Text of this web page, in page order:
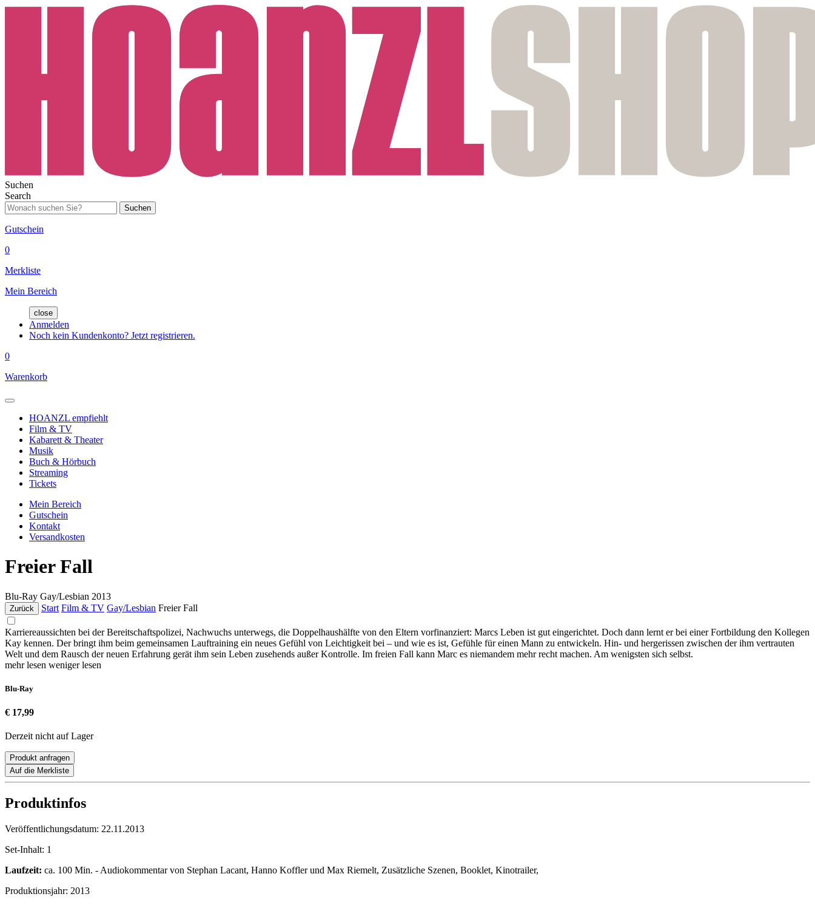
Suchen
Search
Suchen
Gutschein
0
Merkliste
Mein Bereich
close
Anmelden
Noch kein Kundenkonto? Jetzt registrieren.
0
Warenkorb
HOANZL empfiehlt
Film & TV
Kabarett & Theater
Musik
Buch & Hörbuch
Streaming
Tickets
Mein Bereich
Gutschein
Kontakt
Versandkosten
Freier Fall
Blu-Ray Gay/Lesbian 2013
Zurück Start Film & TV Gay/Lesbian Freier Fall
Karriereaussichten bei der Bereitschaftspolizei, Nachwuchs unterwegs, die Doppelhaushälfte von den Eltern vorfinanziert: Marcs Leben ist gut eingerichtet. Doch dann lernt er bei einer Fortbildung den Kollegen
Kay kennen. Der bringt ihm beim gemeinsamen Lauftraining ein neues Gefühl von Leichtigkeit bei – und wie es ist, Gefühle für einen Mann zu entwickeln. Hin- und hergerissen zwischen der ihm vertrauten
Welt und dem Rausch der neuen Erfahrung gerät ihm sein Leben zusehends außer Kontrolle. Im freien Fall kann Marc es niemandem mehr recht machen. Am wenigsten sich selbst.
mehr lesen weniger lesen
Blu-Ray
€ 17,99
Derzeit nicht auf Lager
Produkt anfragen
Auf die Merkliste
Produktinfos
Veröffentlichungsdatum: 22.11.2013
Set-Inhalt: 1
Laufzeit: ca. 100 Min. - Audiokommentar von Stephan Lacant, Hanno Koffler und Max Riemelt, Zusätzliche Szenen, Booklet, Kinotrailer,
Produktionsjahr: 2013